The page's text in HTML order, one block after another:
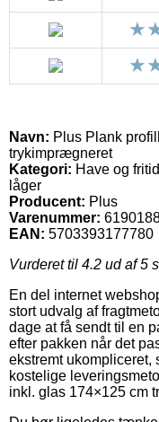
Navn: Plus Plank
trykimprægneret
Kategori: Have og
låger
Producent: Plus
Varenummer:
EAN: 5703393177780
Vurderet til 4.2 ud af 5
En del internet
stort udvalg af
dage at få sendt til en
efter pakken når det
ekstremt ukompliceret,
kostelige
inkl. glas 174×125 cm